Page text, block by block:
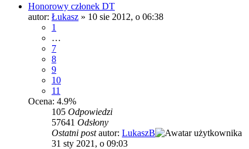
Honorowy członek DT
autor: Łukasz » 10 sie 2012, o 06:38
1
…
7
8
9
10
11
Ocena: 4.9%
105 Odpowiedzi
57641 Odsłony
Ostatni postautor: LukaszB
31 sty 2021, o 09:03